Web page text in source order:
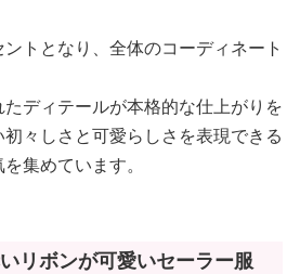
トとなり、全体のコーディネート
ディテールが本格的な仕上がりを
々しさと可愛らしさを表現できる
集めています。
リボンが可愛いセーラー服